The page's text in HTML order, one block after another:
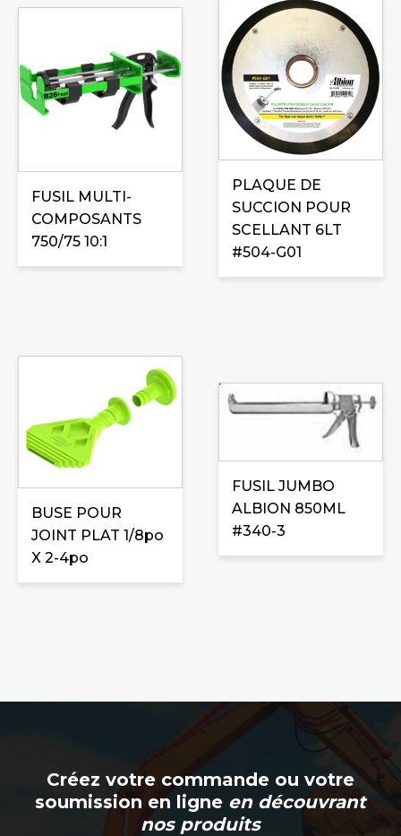
FUSIL MULTI-
COMPOSANTS
750/75 10:1
PLAQUE DE
SUCCION POUR
SCELLANT 6LT
#504-G01
BUSE POUR
JOINT PLAT 1/8po
X 2-4po
FUSIL JUMBO
ALBION 850ML
#340-3
Créez votre commande ou votre
soumission en ligne en découvrant
nos produits